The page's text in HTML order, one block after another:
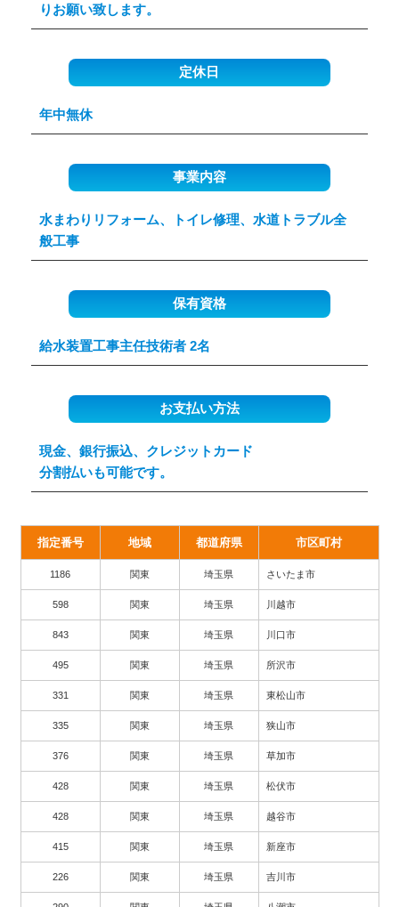
りお願い致します。
定休日
年中無休
事業内容
水まわりリフォーム、トイレ修理、水道トラブル全
般工事
保有資格
給水装置工事主任技術者 2名
お支払い方法
現金、銀行振込、クレジットカード
分割払いも可能です。
指定番号 地域 都道府県 市区町村
1186 関東 埼玉県 さいたま市
598 関東 埼玉県 川越市
843 関東 埼玉県 川口市
495 関東 埼玉県 所沢市
331 関東 埼玉県 東松山市
335 関東 埼玉県 狭山市
376 関東 埼玉県 草加市
428 関東 埼玉県 松伏市
428 関東 埼玉県 越谷市
415 関東 埼玉県 新座市
226 関東 埼玉県 吉川市